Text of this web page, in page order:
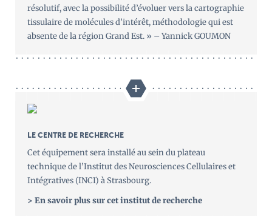
résolutif, avec la possibilité d’évoluer vers la cartographie
tissulaire de molécules d’intérêt, méthodologie qui est
absente de la région Grand Est. » – Yannick GOUMON
LE CENTRE DE RECHERCHE
Cet équipement sera installé au sein du plateau
technique de l’Institut des Neurosciences Cellulaires et
Intégratives (INCI) à Strasbourg.
> En savoir plus sur cet institut de recherche